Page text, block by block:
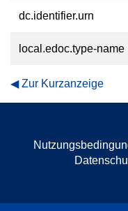
dc.identifier.urn
local.edoc.type-name
Zur Kurzanzeige